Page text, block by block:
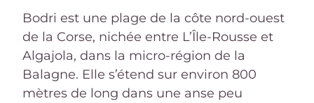
Bodri est une plage de la côte nord-ouest
de la Corse, nichée entre L’Île-Rousse et
Algajola, dans la micro-région de la
Balagne. Elle s’étend sur environ 800
mètres de long dans une anse peu